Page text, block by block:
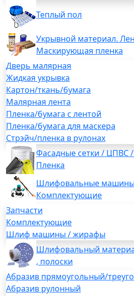
Теплый пол
Укрывной материал.
Маскирующая пленка
Дверь малярная
Жидкая укрывка
Картон/ткань/бумага
Малярная лента
Пленка/бумага с лентой
Пленка/бумага для маскера
Стрэйч/пленка в рулонах
Фасадные сетки / ЦПВС /
Пленка
Шлифовальные
Комплектующие
Запчасти
Комплектующие
Шлиф машины / жирафы
Шлифовальный
, полоски
Абразив прямоугольный/
Абразив рулонный